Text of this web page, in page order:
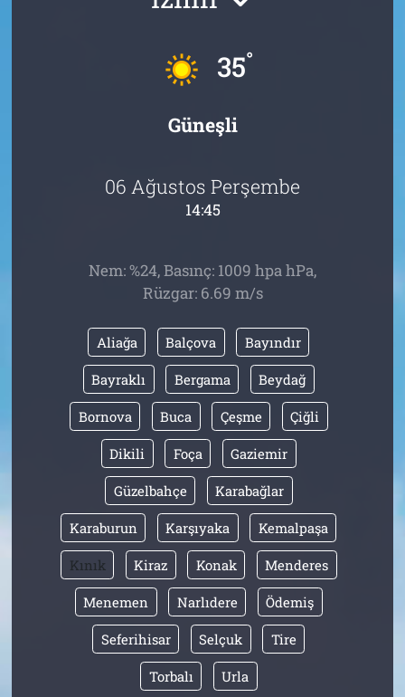
35°
Güneşli
06 Ağustos Perşembe
14:45
Nem: %24, Basınç: 1009 hpa hPa,
Rüzgar: 6.69 m/s
Aliağa Balçova Bayındır
Bayraklı Bergama Beydağ
Bornova Buca Çeşme Çiğli
Dikili Foça Gaziemir
Güzelbahçe Karabağlar
Karaburun Karşıyaka Kemalpaşa
Kınık Kiraz Konak Menderes
Menemen Narlıdere Ödemiş
Seferihisar Selçuk Tire
Torbalı Urla